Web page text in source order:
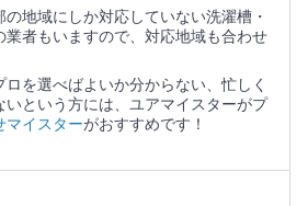
地域にしか対応していない洗濯槽・
業者もいますので、対応地域も合わせ
を選べばよいか分からない、忙しく
いという方には、ユアマイスターがプ
マイスターがおすすめです！